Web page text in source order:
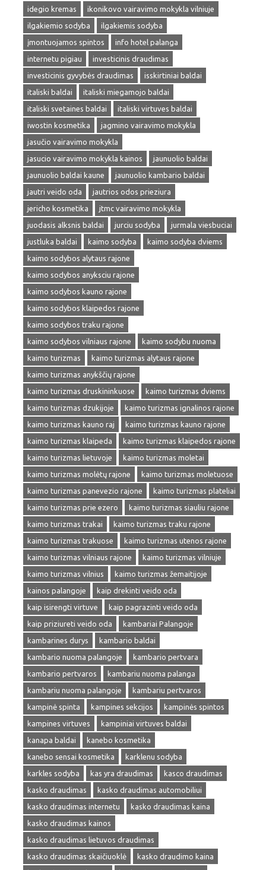
idegio kremas
ikonikovo vairavimo mokykla vilniuje
ilgakiemio sodyba
ilgakiemis sodyba
įmontuojamos spintos
info hotel palanga
internetu pigiau
investicinis draudimas
investicinis gyvybės draudimas
isskirtiniai baldai
italiski baldai
italiski miegamojo baldai
italiski svetaines baldai
italiski virtuves baldai
iwostin kosmetika
jagmino vairavimo mokykla
jasučio vairavimo mokykla
jasucio vairavimo mokykla kainos
jaunuolio baldai
jaunuolio baldai kaune
jaunuolio kambario baldai
jautri veido oda
jautrios odos prieziura
jericho kosmetika
jtmc vairavimo mokykla
juodasis alksnis baldai
jurciu sodyba
jurmala viesbuciai
justluka baldai
kaimo sodyba
kaimo sodyba dviems
kaimo sodybos alytaus rajone
kaimo sodybos anyksciu rajone
kaimo sodybos kauno rajone
kaimo sodybos klaipedos rajone
kaimo sodybos traku rajone
kaimo sodybos vilniaus rajone
kaimo sodybu nuoma
kaimo turizmas
kaimo turizmas alytaus rajone
kaimo turizmas anykščių rajone
kaimo turizmas druskininkuose
kaimo turizmas dviems
kaimo turizmas dzukijoje
kaimo turizmas ignalinos rajone
kaimo turizmas kauno raj
kaimo turizmas kauno rajone
kaimo turizmas klaipeda
kaimo turizmas klaipedos rajone
kaimo turizmas lietuvoje
kaimo turizmas moletai
kaimo turizmas molėtų rajone
kaimo turizmas moletuose
kaimo turizmas panevezio rajone
kaimo turizmas plateliai
kaimo turizmas prie ezero
kaimo turizmas siauliu rajone
kaimo turizmas trakai
kaimo turizmas traku rajone
kaimo turizmas trakuose
kaimo turizmas utenos rajone
kaimo turizmas vilniaus rajone
kaimo turizmas vilniuje
kaimo turizmas vilnius
kaimo turizmas žemaitijoje
kainos palangoje
kaip drekinti veido oda
kaip isirengti virtuve
kaip pagrazinti veido oda
kaip priziureti veido oda
kambariai Palangoje
kambarines durys
kambario baldai
kambario nuoma palangoje
kambario pertvara
kambario pertvaros
kambariu nuoma palanga
kambariu nuoma palangoje
kambariu pertvaros
kampinė spinta
kampines sekcijos
kampinės spintos
kampines virtuves
kampiniai virtuves baldai
kanapa baldai
kanebo kosmetika
kanebo sensai kosmetika
karklenu sodyba
karkles sodyba
kas yra draudimas
kasco draudimas
kasko draudimas
kasko draudimas automobiliui
kasko draudimas internetu
kasko draudimas kaina
kasko draudimas kainos
kasko draudimas lietuvos draudimas
kasko draudimas skaičiuoklė
kasko draudimo kaina